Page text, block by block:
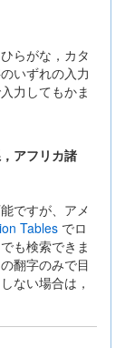
らがな，カタ
いずれの入力
力してもかま
アフリカ諸
ですが、アメ
Tables でロ
も検索できま
翻字のみで目
ない場合は，